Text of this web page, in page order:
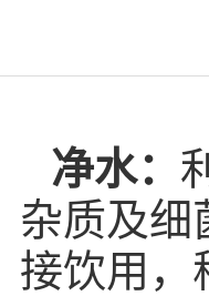
净水：
杂质及细
接饮用，